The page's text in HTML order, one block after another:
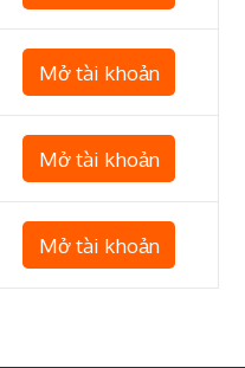
Mở tài khoản
Mở tài khoản
Mở tài khoản